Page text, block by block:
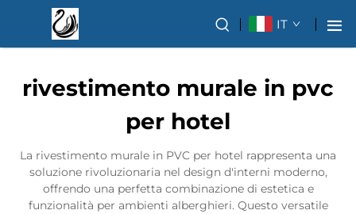
IT
rivestimento murale in pvc
per hotel
La rivestimento murale in PVC per hotel rappresenta una
soluzione rivoluzionaria nel design d'interni moderno,
offrendo una perfetta combinazione di estetica e
funzionalità per ambienti alberghieri. Questo versatile